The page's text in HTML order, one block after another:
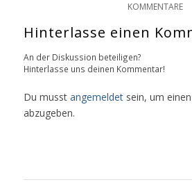
KOMMENTARE
Hinterlasse einen
An der Diskussion beteiligen?
Hinterlasse uns deinen Kommentar!
Du musst angemeldetsein, um
abzugeben.